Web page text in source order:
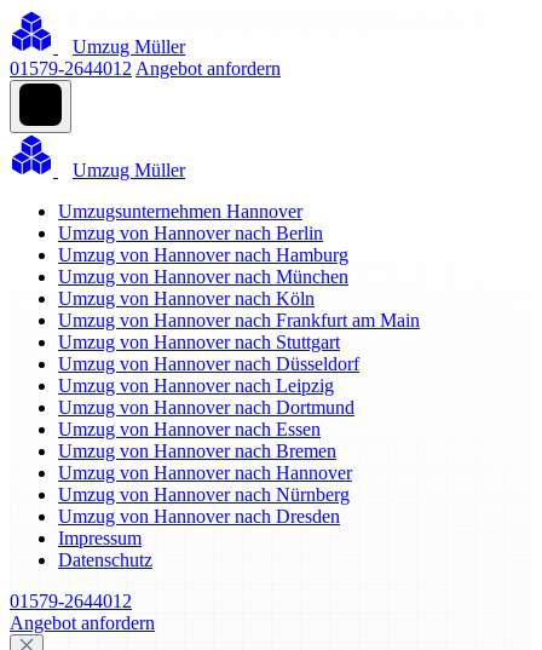
Umzug Müller
01579-2644012 Angebot anfordern
Umzug Müller
Umzugsunternehmen Hannover
Umzug von Hannover nach Berlin
Umzug von Hannover nach Hamburg
Umzug von Hannover nach München
Umzug von Hannover nach Köln
Umzug von Hannover nach Frankfurt am Main
Umzug von Hannover nach Stuttgart
Umzug von Hannover nach Düsseldorf
Umzug von Hannover nach Leipzig
Umzug von Hannover nach Dortmund
Umzug von Hannover nach Essen
Umzug von Hannover nach Bremen
Umzug von Hannover nach Hannover
Umzug von Hannover nach Nürnberg
Umzug von Hannover nach Dresden
Impressum
Datenschutz
01579-2644012
Angebot anfordern